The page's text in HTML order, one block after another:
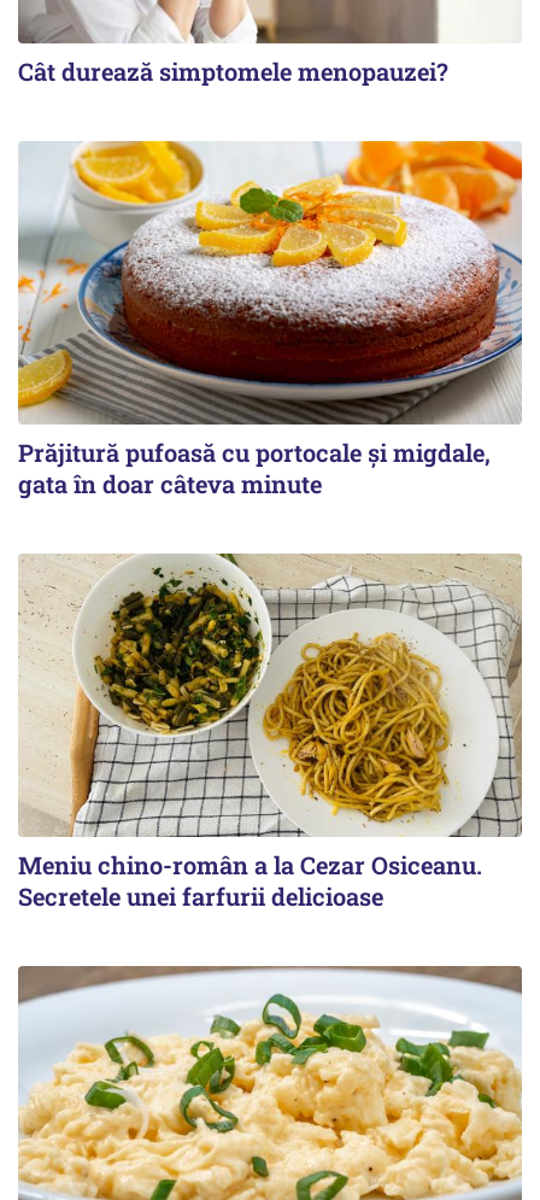
Cât durează simptomele menopauzei?
Prăjitură pufoasă cu portocale și migdale,
gata în doar câteva minute
Meniu chino-român a la Cezar Osiceanu.
Secretele unei farfurii delicioase